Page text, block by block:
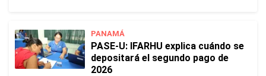
PANAMÁ
PASE-U: IFARHU explica cuándo se
depositará el segundo pago de
2026